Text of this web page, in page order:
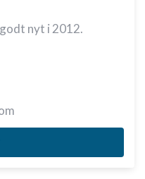
nyt i 2012.